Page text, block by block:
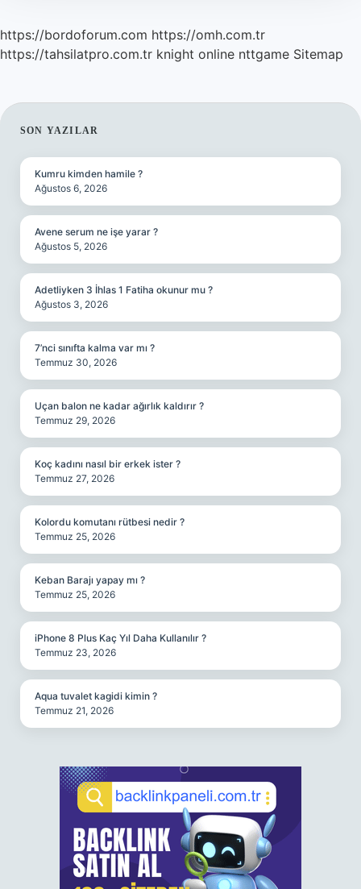
https://bordoforum.com https://omh.com.tr
https://tahsilatpro.com.tr knight online nttgame Sitemap
SIDEBAR
SON YAZILAR
Kumru kimden hamile ?
Ağustos 6, 2026
Avene serum ne işe yarar ?
Ağustos 5, 2026
Adetliyken 3 İhlas 1 Fatiha okunur mu ?
Ağustos 3, 2026
7’nci sınıfta kalma var mı ?
Temmuz 30, 2026
Uçan balon ne kadar ağırlık kaldırır ?
Temmuz 29, 2026
Koç kadını nasıl bir erkek ister ?
Temmuz 27, 2026
Kolordu komutanı rütbesi nedir ?
Temmuz 25, 2026
Keban Barajı yapay mı ?
Temmuz 25, 2026
iPhone 8 Plus Kaç Yıl Daha Kullanılır ?
Temmuz 23, 2026
Aqua tuvalet kagidi kimin ?
Temmuz 21, 2026